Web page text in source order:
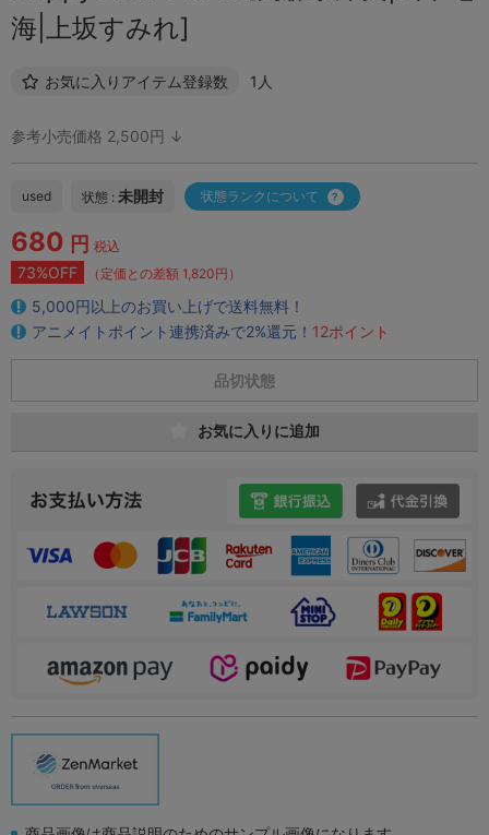
海|上坂すみれ]
お気に入りアイテム登録数 1人
参考小売価格 2,500円 ↓
used 状態 : 未開封 状態ランクについて
680 円 税込
73%OFF （定価との差額 1,820円）
5,000円以上のお買い上げで送料無料！
アニメイトポイント連携済みで2%還元！ 12ポイント
品切状態
お気に入りに追加